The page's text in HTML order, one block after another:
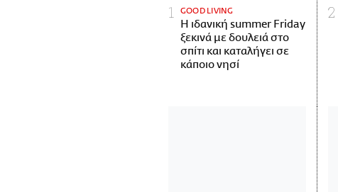
GOOD LIVING
Η ιδανική summer Friday
ξεκινά με δουλειά στο
σπίτι και καταλήγει σε
κάποιο νησί